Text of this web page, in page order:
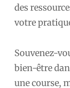
des
votre
Souvenez-
bien-être
une course,